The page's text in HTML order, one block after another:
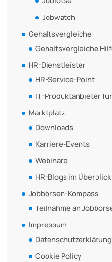
Jobwatch
Gehaltsvergleiche
Gehaltsvergleiche
HR-Dienstleister
HR-Service-Point
IT-Produktanbieter für
Marktplatz
Downloads
Karriere-Events
Webinare
HR-Blogs im Überblick
Jobbörsen-Kompass
Teilnahme an
Impressum
Datenschutzerklärung
Cookie Policy